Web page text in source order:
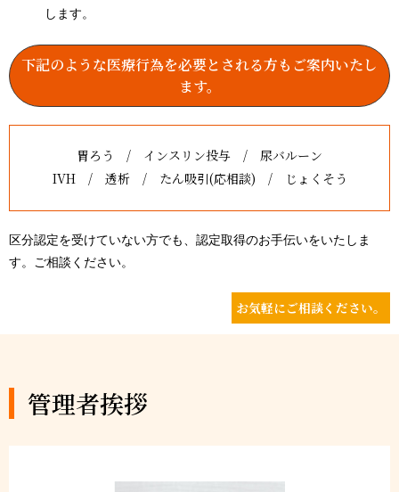
します。
下記のような医療行為を必要とされる方もご案内いたし
ます。
胃ろう / インスリン投与 / 尿バルーン
IVH / 透析 / たん吸引(応相談) / じょくそう
区分認定を受けていない方でも、認定取得のお手伝いをいたしま
す。ご相談ください。
お気軽にご相談ください。
管理者挨拶